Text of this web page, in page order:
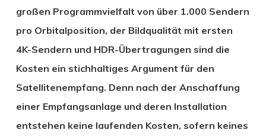
großen Programmvielfalt von über 1.000 Sendern
pro Orbitalposition, der Bildqualität mit ersten
4K-Sendern und HDR-Übertragungen sind die
Kosten ein stichhaltiges Argument für den
Satellitenempfang. Denn nach der Anschaffung
einer Empfangsanlage und deren Installation
entstehen keine laufenden Kosten, sofern keines